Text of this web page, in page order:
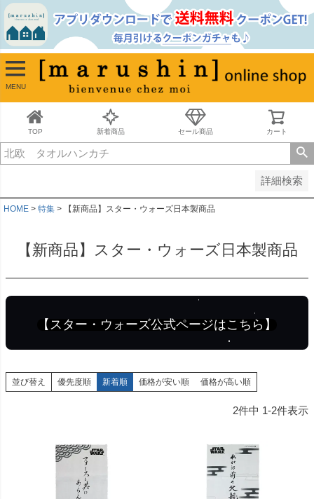
MENU
TOP 新着商品 セール商品 カート
詳細検索
並び順
新着順
古い順
価格が安い順
価格が高い順
キーワードヒット順
HOME 特集 【新商品】スター・ウォーズ日本製商品
【新商品】スター・ウォーズ日本製商品
【スター・ウォーズ公式ページはこちら】
並び替え 優先度順 新着順 価格が安い順 価格が高い順
2件中 1-2件表示